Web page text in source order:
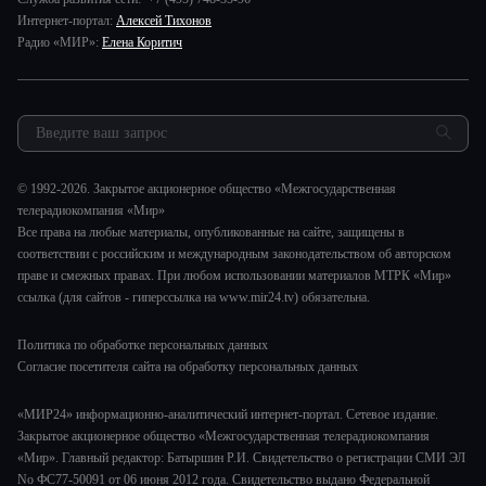
Здоровье и медицина
Культура
Шоу-бизнес
Сад и огород
Исторический детектив
МИР. Мнение
Мировое соглашение
Обману.НЕТ
Предварительный диагноз
Пять причин поехать в...
Пресса о нас
Карьера
Результаты СОУТ
Интернет-портал: Алексей Тихонов
Радио «МИР»: Елена Коритич
© 1992-2026. Закрытое акционерное общество «Межгосударственная
телерадиокомпания «Мир»
Все права на любые материалы, опубликованные на сайте, защищены в
соответствии с российским и международным законодательством об авторском
праве и смежных правах. При любом использовании материалов МТРК «Мир»
ссылка (для сайтов - гиперссылка на www.mir24.tv) обязательна.
Политика по обработке персональных данных
Согласие посетителя сайта на обработку персональных данных
«МИР24» информационно-аналитический интернет-портал. Сетевое издание.
Закрытое акционерное общество «Межгосударственная телерадиокомпания
«Мир». Главный редактор: Батыршин Р.И. Свидетельство о регистрации СМИ ЭЛ
No ФС77-50091 от 06 июня 2012 года. Свидетельство выдано Федеральной